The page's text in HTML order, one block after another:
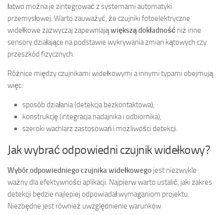
łatwo można je zintegrować z systemami automatyki
przemysłowej. Warto zauważyć, że czujniki fotoelektryczne
widełkowe zazwyczaj zapewniająwiększą dokładność niż inne
sensory działające na podstawie wykrywania zmian kątowych czy
przeszkód fizycznych.
Różnice między czujnikami widełkowymi a innymi typami obejmują
więc:
sposób działania (detekcja bezkontaktowa),
konstrukcję (integracja nadajnika i odbiornika),
szeroki wachlarz zastosowań i możliwości detekcji.
Jak wybrać odpowiedni czujnik widełkowy?
Wybór odpowiedniego czujnika widełkowego jest niezwykle
ważny dla efektywności aplikacji. Najpierw warto ustalić, jaki zakres
detekcji będzie najlepiej odpowiadał wymaganiom projektu.
Niezbędne jest również uwzględnienie warunków